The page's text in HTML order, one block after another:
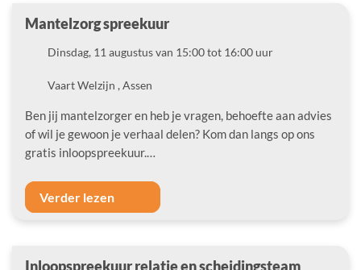
Mantelzorg spreekuur
DatumDinsdag, 11 augustus van 15:00 tot 16:00 uur
LocatieVaart Welzijn , Assen
Ben jij mantelzorger en heb je vragen, behoefte aan advies
of wil je gewoon je verhaal delen? Kom dan langs op ons
gratis inloopspreekuur.…
Verder lezen
Inloopspreekuur relatie en scheidingsteam